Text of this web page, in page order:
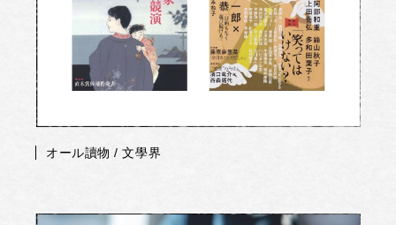
オール讀物 / 文學界